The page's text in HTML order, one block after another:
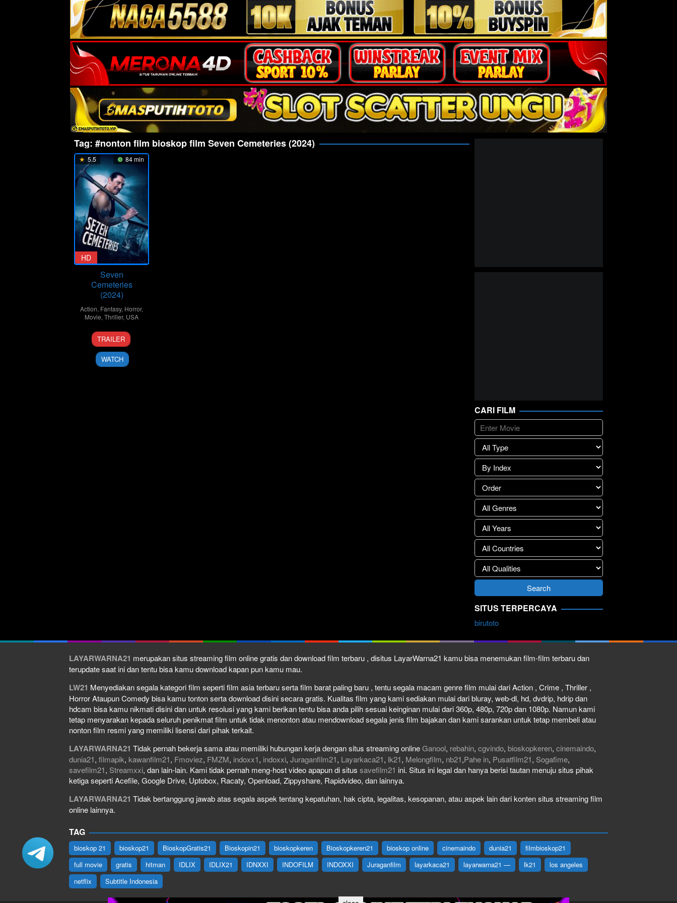
Tag: #nonton film bioskop film Seven Cemeteries (2024)
5.5 84 min
HD
Seven
Cemeteries
(2024)
Action, Fantasy, Horror,
Movie,Thriller, USA
11
Oct
2024
John
Gulager
TRAILER
WATCH
CARI FILM
SITUS TERPERCAYA
birutoto
LAYARWARNA21 merupakan situs streaming film online gratis dan download film terbaru , disitus LayarWarna21 kamu bisa menemukan film-film terbaru dan
terupdate saat ini dan tentu bisa kamu download kapan pun kamu mau.
LW21 Menyediakan segala kategori film seperti film asia terbaru serta film barat paling baru , tentu segala macam genre film mulai dari Action , Crime , Thriller ,
Horror Ataupun Comedy bisa kamu tonton serta download disini secara gratis. Kualitas film yang kami sediakan mulai dari bluray, web-dl, hd, dvdrip, hdrip dan
hdcam bisa kamu nikmati disini dan untuk resolusi yang kami berikan tentu bisa anda pilih sesuai keinginan mulai dari 360p, 480p, 720p dan 1080p. Namun kami
tetap menyarakan kepada seluruh penikmat film untuk tidak menonton atau mendownload segala jenis film bajakan dan kami sarankan untuk tetap membeli atau
nonton film resmi yang memiliki lisensi dari pihak terkait.
LAYARWARNA21 Tidak pernah bekerja sama atau memiliki hubungan kerja dengan situs streaming onlineGanool, rebahin, cgvindo, bioskopkeren, cinemaindo,
dunia21, filmapik, kawanfilm21, Fmoviez, FMZM, indoxx1, indoxxi, Juraganfilm21, Layarkaca21, lk21, Melongfilm, nb21,Pahe in, Pusatfilm21, Sogafime,
savefilm21, Streamxxi, dan lain-lain. Kami tidak pernah meng-host video apapun di situs savefilm21 ini. Situs ini legal dan hanya berisi tautan menuju situs pihak
ketiga seperti Acefile, Google Drive, Uptobox, Racaty, Openload, Zippyshare, Rapidvideo, dan lainnya.
LAYARWARNA21 Tidak bertanggung jawab atas segala aspek tentang kepatuhan, hak cipta, legalitas, kesopanan, atau aspek lain dari konten situs streaming film
online lainnya.
TAG
bioskop 21 bioskop21 BioskopGratis21 Bioskopin21 bioskopkeren Bioskopkeren21 bioskop online cinemaindo dunia21
filmbioskop21
full movie
gratis hitman IDLIX IDLIX21 IDNXXI INDOFILM INDOXXI Juraganfilm layarkaca21 layarwarna21 — lk21
los angeles
netflix
Subtitle Indonesia